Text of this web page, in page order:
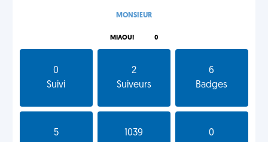
MONSIEUR
MIAOU! 0
0
Suivi
2
Suiveurs
6
Badges
5
1039
0